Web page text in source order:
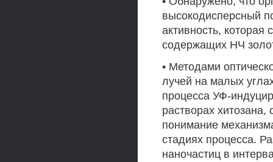
высокодисперсный
активность, которая
содержащих НЧ
• Методами
лучей на малых
процесса УФ-
растворах
понимание
стадиях процесса.
наночастиц в